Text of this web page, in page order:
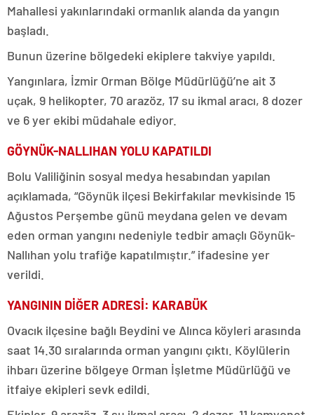
Mahallesi yakınlarındaki ormanlık alanda da yangın
başladı.
Bunun üzerine bölgedeki ekiplere takviye yapıldı.
Yangınlara, İzmir Orman Bölge Müdürlüğü’ne ait 3
uçak, 9 helikopter, 70 arazöz, 17 su ikmal aracı, 8 dozer
ve 6 yer ekibi müdahale ediyor.
GÖYNÜK-NALLIHAN YOLU KAPATILDI
Bolu Valiliğinin sosyal medya hesabından yapılan
açıklamada, “Göynük ilçesi Bekirfakılar mevkisinde 15
Ağustos Perşembe günü meydana gelen ve devam
eden orman yangını nedeniyle tedbir amaçlı Göynük-
Nallıhan yolu trafiğe kapatılmıştır.” ifadesine yer
verildi.
YANGININ DİĞER ADRESİ: KARABÜK
Ovacık ilçesine bağlı Beydini ve Alınca köyleri arasında
saat 14.30 sıralarında orman yangını çıktı. Köylülerin
ihbarı üzerine bölgeye Orman İşletme Müdürlüğü ve
itfaiye ekipleri sevk edildi.